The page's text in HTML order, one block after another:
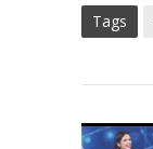
Tags